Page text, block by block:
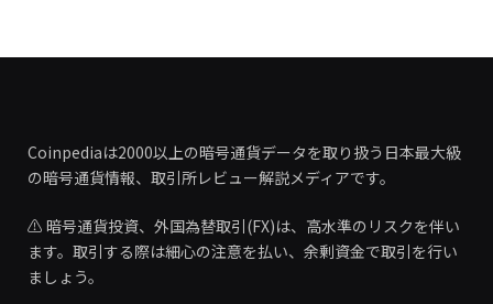
Coinpediaは2000以上の暗号通貨データを取り扱う日本最大級
の暗号通貨情報、取引所レビュー解説メディアです。
⚠️ 暗号通貨投資、外国為替取引(FX)は、高水準のリスクを伴い
ます。取引する際は細心の注意を払い、余剰資金で取引を行い
ましょう。